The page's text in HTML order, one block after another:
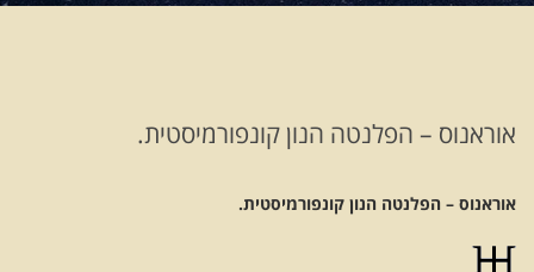
אוראנוס – הפלנטה הנון קונפורמיסטית.
אוראנוס – הפלנטה הנון קונפורמיסטית.